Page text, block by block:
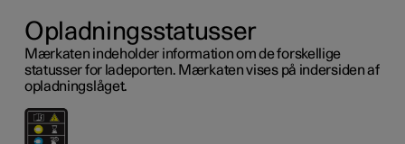
Opladningsstatusser
Mærkaten indeholder information om de forskellige
statusser for ladeporten. Mærkaten vises på indersiden af
opladningslåget.